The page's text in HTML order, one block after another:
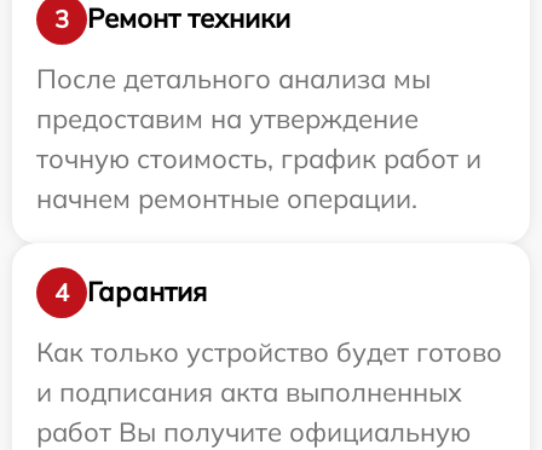
3
Ремонт техники
После детального анализа мы
предоставим на утверждение
точную стоимость, график работ и
начнем ремонтные операции.
4
Гарантия
Как только устройство будет готово
и подписания акта выполненных
работ Вы получите официальную